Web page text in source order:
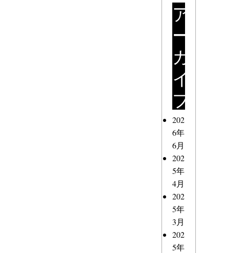
ア
ー
カ
イ
ブ
202
6年
6月
202
5年
4月
202
5年
3月
202
5年